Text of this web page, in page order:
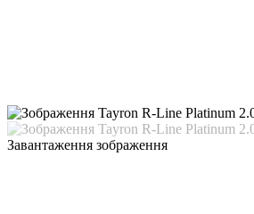
Завантаження зображення